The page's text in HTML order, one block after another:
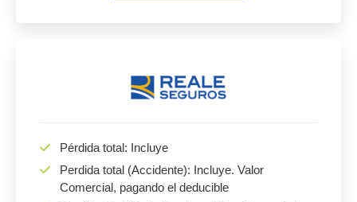
Pérdida total: Incluye
Perdida total (Accidente): Incluye. Valor
Comercial, pagando el deducible